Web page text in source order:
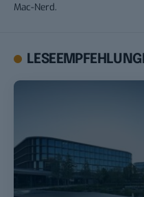
Mac-Nerd.